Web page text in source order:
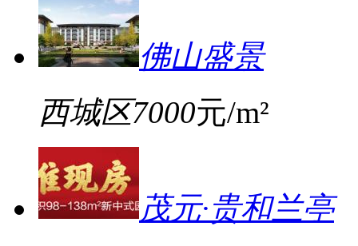
佛山盛景
西城区7000元/m²
茂元·贵和兰亭